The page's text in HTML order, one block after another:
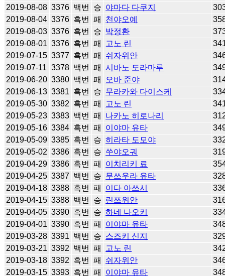
2019-08-08 3376 백번 승 야마다 다쿠지
2019-08-04 3376 흑번 패 천야오예
2019-08-03 3376 흑번 승 박정환
2019-08-01 3376 흑번 패 고노 린
2019-07-15 3377 흑번 패 쉬자위안
2019-07-11 3378 백번 패 시바노 도라마루
2019-06-20 3380 백번 패 오바 준야
2019-06-13 3381 흑번 승 무라카와 다이스케
2019-05-30 3382 흑번 패 고노 린
2019-05-23 3383 백번 패 나카노 히로나리
2019-05-16 3384 흑번 패 이야마 유타
2019-05-09 3385 흑번 승 히라타 도모야
2019-05-02 3386 흑번 승 쑤야오궈
2019-04-29 3386 흑번 패 이치리키 료
2019-04-25 3387 백번 승 무쓰우라 유타
2019-04-18 3388 흑번 패 이다 아쓰시
2019-04-15 3388 백번 승 린쯔위안
2019-04-05 3390 흑번 승 하네 나오키
2019-04-01 3390 흑번 패 이야마 유타
2019-03-28 3391 백번 승 스즈키 신지
2019-03-21 3392 백번 패 고노 린
2019-03-18 3392 흑번 패 쉬자위안
2019-03-15 3393 흑번 패 이야마 유타